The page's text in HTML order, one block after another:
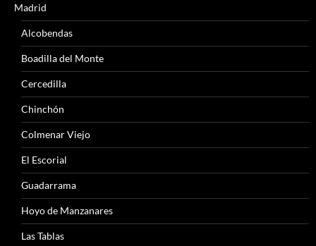
Madrid
Alcobendas
Boadilla del Monte
Cercedilla
Chinchón
Colmenar Viejo
El Escorial
Guadarrama
Hoyo de Manzanares
Las Tablas